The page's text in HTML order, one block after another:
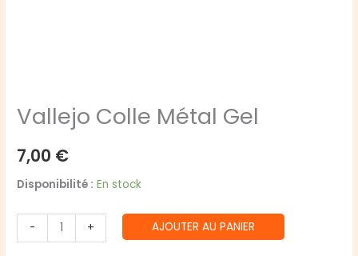
Vallejo Colle Métal Gel
7,00 €
Disponibilité : En stock
-
quantité
de
+ AJOUTER AU PANIER